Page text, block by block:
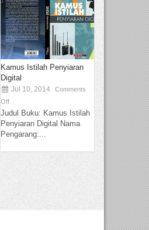
Kamus Istilah Penyiaran
Digital
Jul 10, 2014
Comments
Off
Judul Buku: Kamus Istilah
Penyiaran Digital Nama
Pengarang:...